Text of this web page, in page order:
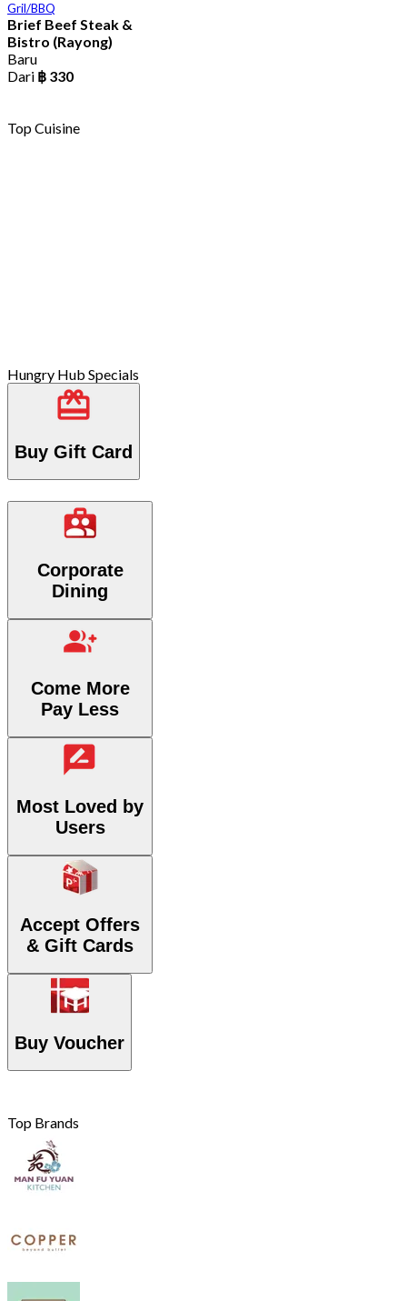
Gril/BBQ
Brief Beef Steak &
Bistro (Rayong)
Baru
Dari ฿ 330
Top Cuisine
Hungry Hub Specials
Buy Gift Card
Corporate
Dining
Come More
Pay Less
Most Loved by
Users
Accept Offers
& Gift Cards
Buy Voucher
Top Brands